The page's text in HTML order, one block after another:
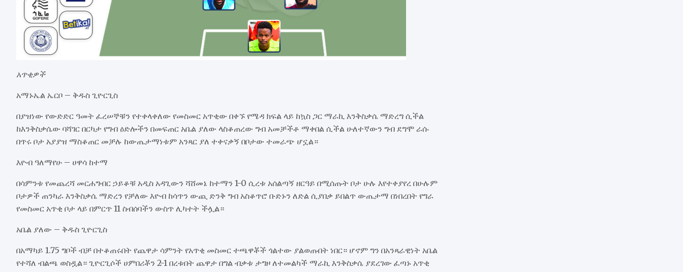
አጥቂዎች
አማኑኤል ኤርቦ – ቅዱስ ጊዮርጊስ
በያዝነው የውድድር ዓመት ፈረሠኞቹን የተቀላቀለው የመስመር አጥቂው በቀኙ የሜዳ ክፍል ላይ ከኳስ ጋር ማራኪ እንቅስቃሴ ማድረግ ሲችል
ከእንቅስቃሴው ባሻገር በርካታ የግብ ዕድሎችን በመፍጠር አቤል ያለው ላስቆጠረው ግብ አመቻችቶ ማቀበል ሲችል ሁለተኛውን ግብ ደግሞ ራሱ
በጥሩ ቦታ አያያዝ ማስቆጠር መቻሉ ከውጤታማነቱም አንጻር ያለ ተቀናቃኝ በቦታው ተመራጭ ሆኗል።
እዮብ ዓለማየሁ – ሀዋሳ ከተማ
በሳምንቱ የመጨረሻ መርሐግብር ኃይቆቹ አዲስ አዳጊውን ሻሸመኔ ከተማን 1-0 ሲረቱ አሰልጣኝ ዘርዓይ በሚሰጡት ቦታ ሁሉ እየተቀያየረ በሁሉም
ቦታዎች ጠንካራ እንቅስቃሴ ማድረን የቻለው እዮብ ከሳጥን ውጪ ድንቅ ግብ አስቆጥሮ ቡድኑን ለድል ሲያበቃ ይበልጥ ውጤታማ በነበረበት የግራ
የመስመር አጥቂ ቦታ ላይ በምርጥ 11 ስብሰባችን ውስጥ ሊካተት ችሏል።
አቤል ያለው – ቅዱስ ጊዮርጊስ
በአማካይ 1.75 ግቦች ብቻ በተቆጠሩበት የጨዋታ ሳምንት የአጥቂ መስመር ተጫዋቾች ጎልተው ያልወጡበት ነበር። ሆኖም ግን በአንጻራዊነት አቤል
የተሻለ ብልጫ ወስዷል። ጊዮርጊሶች ሀምበሪቾን 2-1 በረቱበት ጨዋታ በግል ብቃቱ ታግዞ ለተመልካች ማራኪ እንቅስቃሴ ያደረገው ፈጣኑ አጥቂ